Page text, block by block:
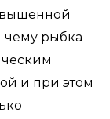
чему рыбка
и при этом